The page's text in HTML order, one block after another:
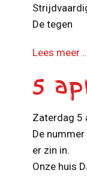
De tegen
Lees meer
5
Zaterdag 5
De
er zin in.
Onze huis